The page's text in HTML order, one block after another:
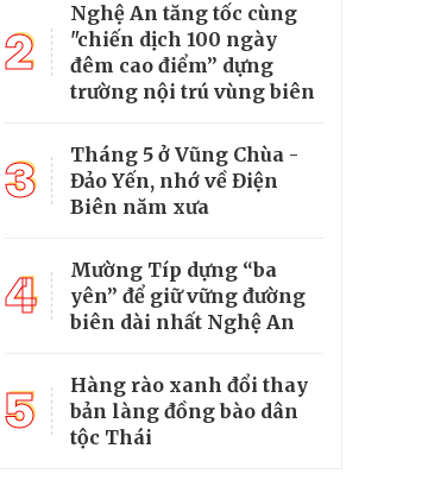
2
Nghệ An tăng tốc cùng
"chiến dịch 100 ngày
đêm cao điểm” dựng
trường nội trú vùng biên
3
Tháng 5 ở Vũng Chùa -
Đảo Yến, nhớ về Điện
Biên năm xưa
4
Mường Típ dựng “ba
yên” để giữ vững đường
biên dài nhất Nghệ An
5
Hàng rào xanh đổi thay
bản làng đồng bào dân
tộc Thái